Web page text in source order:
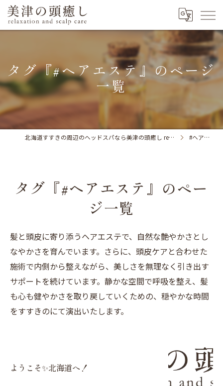
タグ『#ヘアエステ』のページ
一覧
北海道すすきの周辺のヘッドスパなら美津の頭癒し relaxation and scalp care #ヘアエステ
タグ『#ヘアエステ』のペー
ジ一覧
髪と頭皮に寄り添うヘアエステで、自然な艶やかさとし
なやかさを育んでいます。さらに、頭皮ケアと合わせた
施術で内側から整えながら、美しさを無理なく引き出す
サポートを続けています。静かな空間で呼吸を整え、髪
も心も健やかさを取り戻していくための、穏やかな時間
をすすきのにて演出いたします。
ようこそ✨北海道へ！